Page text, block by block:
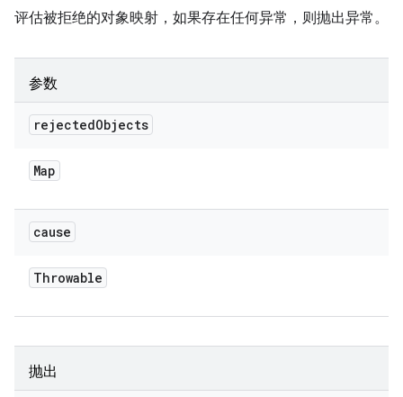
评估被拒绝的对象映射，如果存在任何异常，则抛出异常。
参数
rejectedObjects
Map
cause
Throwable
抛出